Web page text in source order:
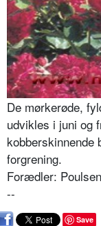
De mørkerøde,
udvikles i juni og
kobberskinnende
forgrening.
Forædler:
--
Save